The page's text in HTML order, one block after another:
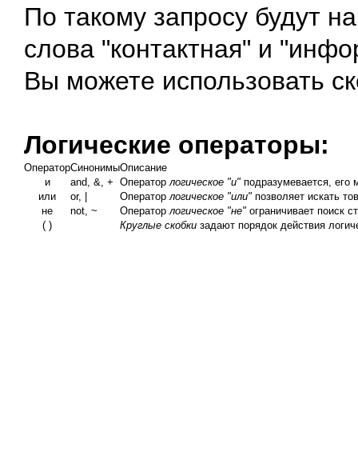
По такому запросу будут
слова "контактная" и
Вы можете использовать
Логические операторы:
ОператорСинонимыОписание
и
and, &, + Операторлогическое "и" подразумевается, его
или
or, | Операторлогическое "или" позволяет искать
не
not, ~ Операторлогическое "не" ограничивает поиск
( )
Круглые скобки задают порядок действия